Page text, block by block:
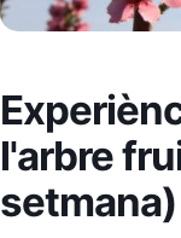
l'arbre
setmana)